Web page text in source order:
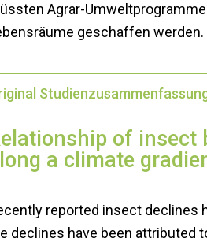
Agrar-
geschaffen werden.
of insect
a climate
reported insect declines
declines have been attributed